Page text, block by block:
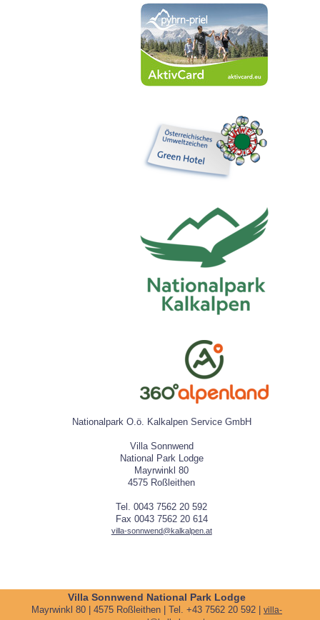
Nationalpark O.ö. Kalkalpen Service GmbH
Villa Sonnwend
National Park Lodge
Mayrwinkl 80
4575 Roßleithen
Tel. 0043 7562 20 592
Fax 0043 7562 20 614
villa-sonnwend@kalkalpen.at
Villa Sonnwend National Park Lodge
Mayrwinkl 80 | 4575 Roßleithen | Tel. +43 7562 20 592 |villa-